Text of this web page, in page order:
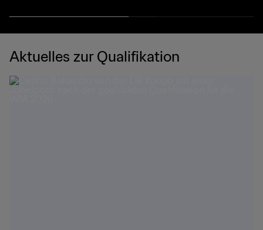
Aktuelles zur Qualifikation